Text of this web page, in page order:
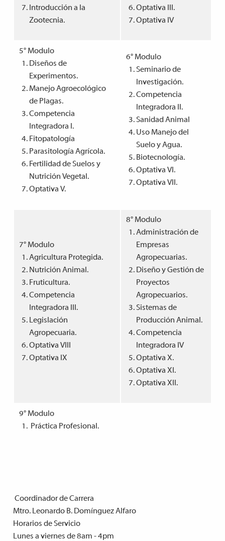
Introducción a la
Zootecnia.
Optativa III.
Optativa IV
5° Modulo
Diseños de
Experimentos.
Manejo Agroecológico
de Plagas.
Competencia
Integradora I.
Fitopatología
Parasitología Agrícola.
Fertilidad de Suelos y
Nutrición Vegetal.
Optativa V.
6° Modulo
Seminario de
Investigación.
Competencia
Integradora II.
Sanidad Animal
Uso Manejo del
Suelo y Agua.
Biotecnología.
Optativa VI.
Optativa VII.
7° Modulo
Agricultura Protegida.
Nutrición Animal.
Fruticultura.
Competencia
Integradora III.
Legislación
Agropecuaria.
Optativa VIII
Optativa IX
8° Modulo
Administración de
Empresas
Agropecuarias.
Diseño y Gestión de
Proyectos
Agropecuarios.
Sistemas de
Producción Animal.
Competencia
Integradora IV
Optativa X.
Optativa XI.
Optativa XII.
9° Modulo
Práctica Profesional.
Coordinador de Carrera
Mtro. Leonardo B. Domínguez Alfaro
Horarios de Servicio
Lunes a viernes de 8am - 4pm